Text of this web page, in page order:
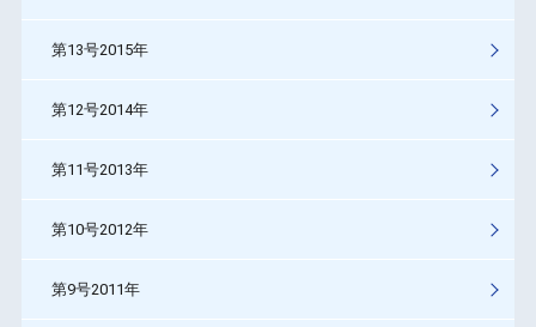
第13号2015年
第12号2014年
第11号2013年
第10号2012年
第9号2011年